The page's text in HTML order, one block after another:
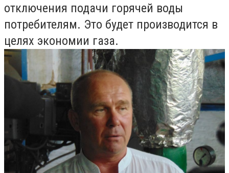
отключения подачи горячей воды
потребителям. Это будет производится в
целях экономии газа.